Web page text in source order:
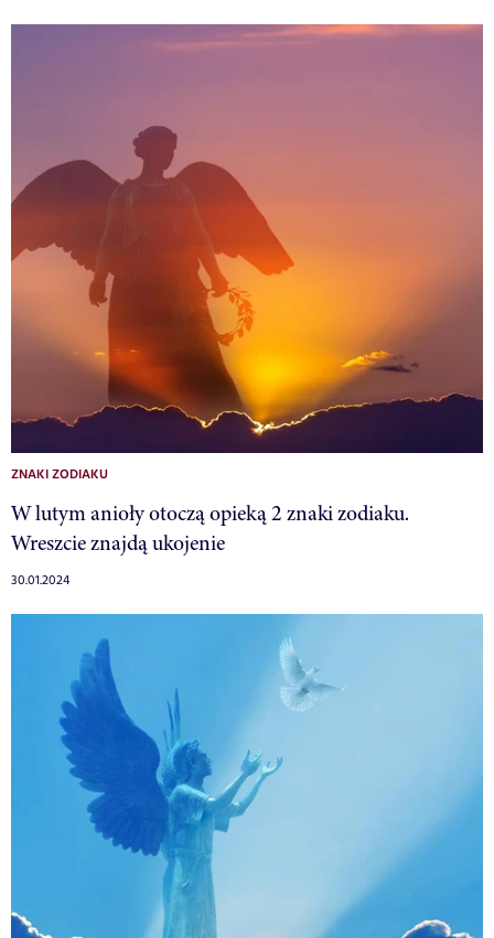
ZNAKI ZODIAKU
W lutym anioły otoczą opieką 2 znaki zodiaku.
Wreszcie znajdą ukojenie
30.01.2024